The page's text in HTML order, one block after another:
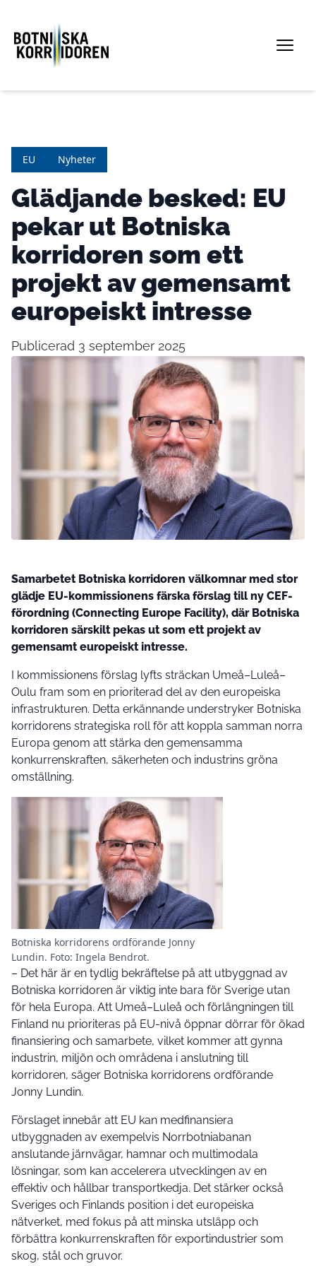
EU Nyheter
Glädjande besked: EU
pekar ut Botniska
korridoren som ett
projekt av gemensamt
europeiskt intresse
Publicerad 3 september 2025
Samarbetet Botniska korridoren välkomnar med stor
glädje EU-kommissionens färska förslag till ny CEF-
förordning (Connecting Europe Facility), där Botniska
korridoren särskilt pekas ut som ett projekt av
gemensamt europeiskt intresse.
I kommissionens förslag lyfts sträckan Umeå–Luleå–
Oulu fram som en prioriterad del av den europeiska
infrastrukturen. Detta erkännande understryker Botniska
korridorens strategiska roll för att koppla samman norra
Europa genom att stärka den gemensamma
konkurrenskraften, säkerheten och industrins gröna
omställning.
Botniska korridorens ordförande Jonny
Lundin. Foto: Ingela Bendrot.
– Det här är en tydlig bekräftelse på att utbyggnad av
Botniska korridoren är viktig inte bara för Sverige utan
för hela Europa. Att Umeå–Luleå och förlängningen till
Finland nu prioriteras på EU-nivå öppnar dörrar för ökad
finansiering och samarbete, vilket kommer att gynna
industrin, miljön och områdena i anslutning till
korridoren, säger Botniska korridorens ordförande
Jonny Lundin.
Förslaget innebär att EU kan medfinansiera
utbyggnaden av exempelvis Norrbotniabanan
anslutande järnvägar, hamnar och multimodala
lösningar, som kan accelerera utvecklingen av en
effektiv och hållbar transportkedja. Det stärker också
Sveriges och Finlands position i det europeiska
nätverket, med fokus på att minska utsläpp och
förbättra konkurrenskraften för exportindustrier som
skog, stål och gruvor.